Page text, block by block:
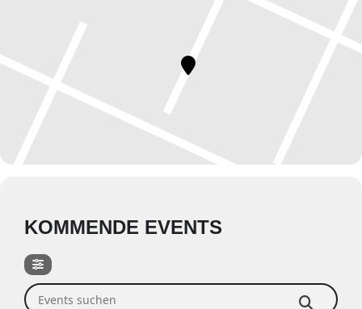
KOMMENDE EVENTS
Events suchen